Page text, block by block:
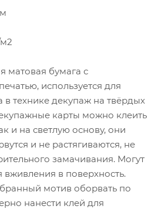
матовая бумага с
используется для
в технике декупаж на твёрдых
карты можно клеить
и на светлую основу, они
и не растягиваются, не
замачивания. Могут
вживления в поверхность.
мотив оборвать по
нанести клей для